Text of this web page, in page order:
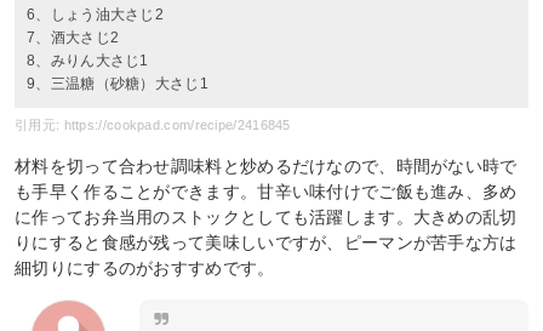
6、しょう油大さじ2
7、酒大さじ2
8、みりん大さじ1
9、三温糖（砂糖）大さじ1
引用元: https://cookpad.com/recipe/2416845
材料を切って合わせ調味料と炒めるだけなので、時間がない時で
も手早く作ることができます。甘辛い味付けでご飯も進み、多め
に作ってお弁当用のストックとしても活躍します。大きめの乱切
りにすると食感が残って美味しいですが、ピーマンが苦手な方は
細切りにするのがおすすめです。